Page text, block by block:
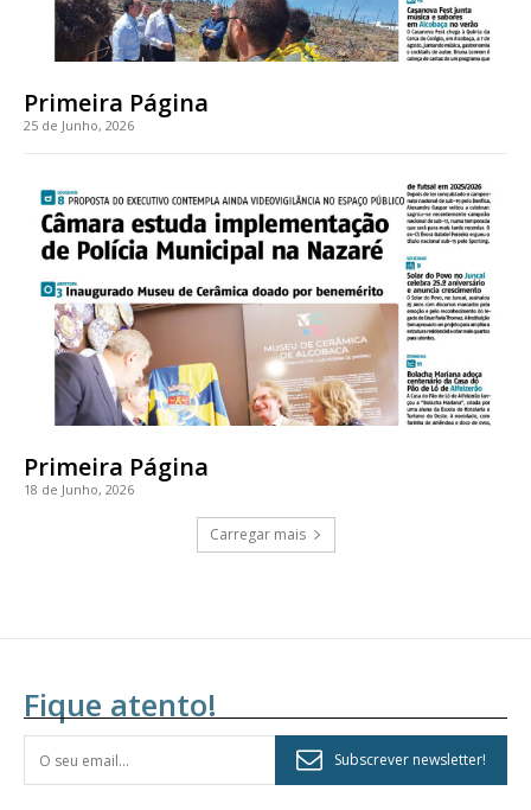
Primeira Página
25 de Junho, 2026
Primeira Página
18 de Junho, 2026
Carregar mais
Fique atento!
Subscrever newsletter!